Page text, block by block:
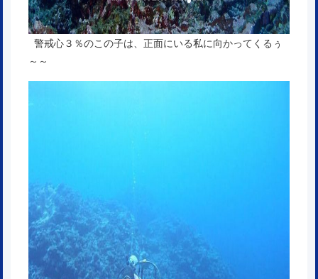
警戒心３％のこの子は、正面にいる私に向かってくるぅ
～～